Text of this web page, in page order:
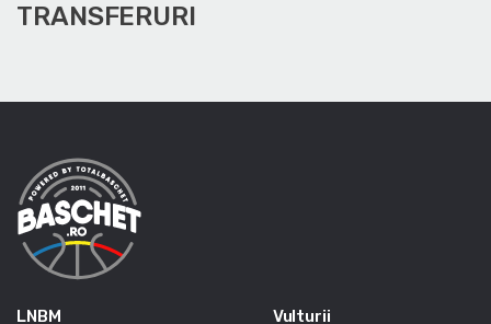
TRANSFERURI
LNBM Vulturii